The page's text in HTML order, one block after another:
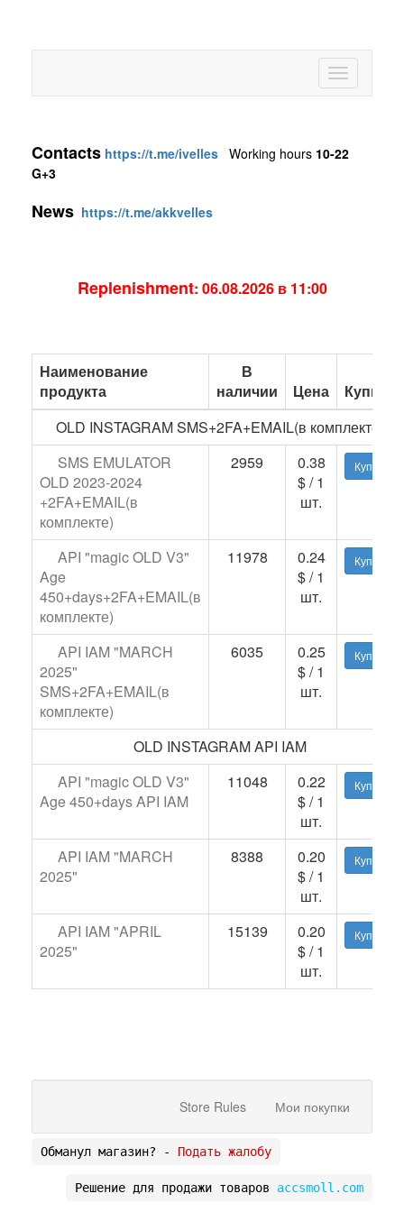
Contacts https://t.me/ivelles Working hours 10-22
G+3
News https://t.me/akkvelles
Replenishment: 06.08.2026 в 11:00
Наименование
продукта
В
наличии
Цена
Купить
OLD INSTAGRAM SMS+2FA+EMAIL(в комплекте)
SMS EMULATOR
OLD 2023-2024
+2FA+EMAIL(в
комплекте)
2959
0.38
$ / 1
шт.
Купить
API "magic OLD V3"
Age
450+days+2FA+EMAIL(в
комплекте)
11978
0.24
$ / 1
шт.
Купить
API IAM "MARCH
2025"
SMS+2FA+EMAIL(в
комплекте)
6035
0.25
$ / 1
шт.
Купить
OLD INSTAGRAM API IAM
API "magic OLD V3"
Age 450+days API IAM
11048
0.22
$ / 1
шт.
Купить
API IAM "MARCH
2025"
8388
0.20
$ / 1
шт.
Купить
API IAM "APRIL
2025"
15139
0.20
$ / 1
шт.
Купить
Store Rules Мои покупки
Обманул магазин? - Подать жалобу
Решение для продажи товаров accsmoll.com